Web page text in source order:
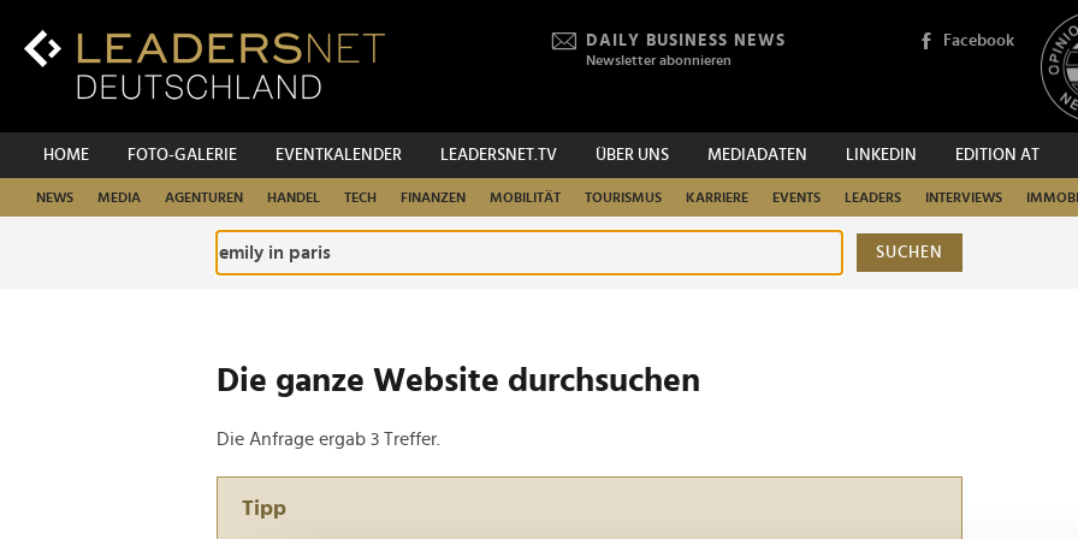
Inhalt
DAILY BUSINESS NEWS
Newsletter abonnieren
Facebook
HOME FOTO-GALERIE EVENTKALENDER LEADERSNET.TV ÜBER UNS MEDIADATEN LINKEDIN EDITION AT
NEWS MEDIA AGENTUREN HANDEL TECH FINANZEN MOBILITÄT TOURISMUS KARRIERE EVENTS LEADERS INTERVIEWS
SUCHEN
Die ganze Website durchsuchen
Die Anfrage ergab 3 Treffer.
Tipp